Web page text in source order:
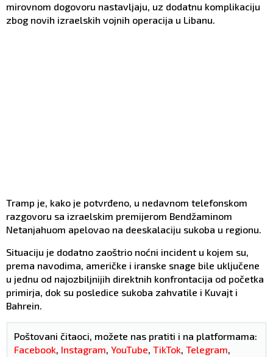
mirovnom dogovoru nastavljaju, uz dodatnu komplikaciju
zbog novih izraelskih vojnih operacija u Libanu.
Tramp je, kako je potvrđeno, u nedavnom telefonskom
razgovoru sa izraelskim premijerom Bendžaminom
Netanjahuom apelovao na deeskalaciju sukoba u regionu.
Situaciju je dodatno zaoštrio noćni incident u kojem su,
prema navodima, američke i iranske snage bile uključene
u jednu od najozbiljnijih direktnih konfrontacija od početka
primirja, dok su posledice sukoba zahvatile i Kuvajt i
Bahrein.
Poštovani čitaoci, možete nas pratiti i na platformama:
Facebook, Instagram, YouTube, TikTok, Telegram,